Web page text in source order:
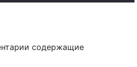
содержащие